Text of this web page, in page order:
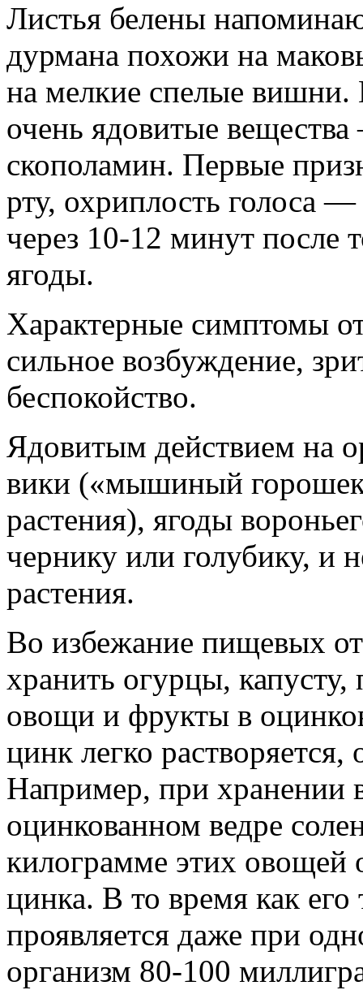
Листья белены
дурмана похожи на
на мелкие спелые вишни.
очень ядовитые
скополамин. Первые
рту, охриплость голоса —
через 10-12 минут после
ягоды.
Характерные симптомы
сильное возбуждение,
беспокойство.
Ядовитым действием на
вики («мышиный
растения), ягоды
чернику или голубику, и
растения.
Во избежание пищевых
хранить огурцы,
овощи и фрукты в
цинк легко
Например, при хранении
оцинкованном ведре
килограмме этих овощей
цинка. В то время как его
проявляется даже при
организм 80-100